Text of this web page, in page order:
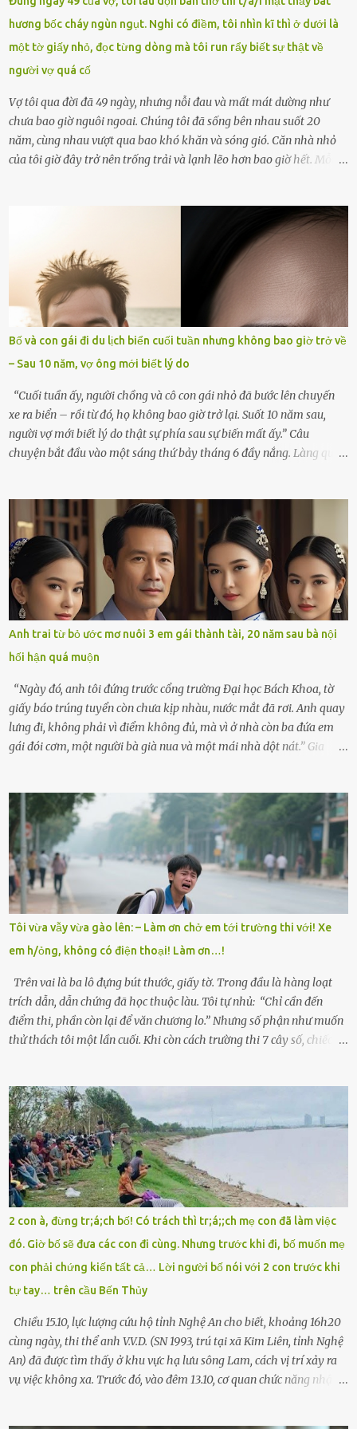
ngày 1.9 là chưa phù hợp nên đã chủ động gỡ bài viết và đăng bài
xin lỗi trên trang Facebook cá nhân. Chu Ngọc Quang Vinh làm việc
với cơ quan chức năng. Ảnh: Đơn vị cung...
hương bốc cháy ngùn ngụt. Nghi có điềm, tôi nhìn kĩ thì ở dưới là
một tờ giấy nhỏ, đọc từng dòng mà tôi run rẩy biết sự thật về
người vợ quá cố
Vợ tôi qua đời đã 49 ngày, nhưng nỗi đau và mất mát dường như
chưa bao giờ nguôi ngoai. Chúng tôi đã sống bên nhau suốt 20
năm, cùng nhau vượt qua bao khó khăn và sóng gió. Căn nhà nhỏ
của tôi giờ đây trở nên trống trải và lạnh lẽo hơn bao giờ hết. Mỗi
rơi vào khoảng trống vô tận, chẳng còn muốn làm gì ngoài việc
ngồi lặng lẽ nhớ về cô ấy. Nhưng cuộc sống không cho phép tôi mãi
chìm đắm trong đau khổ. Họ hàng, bạn bè và những người thân
thiết đã đến bên, giúp tôi tổ chức tang lễ chu toàn. Và hôm nay là
ngày giỗ đầu tiên của vợ, 49 ngày sau khi cô ấy rời xa tôi mãi
mãi.Buổi sáng hôm đó, sau khi cúng cơm xong, tôi quyết định lên
sắp xếp lại bàn thờ vợ. Mọi thứ vẫn như mọi ngày, nhưng có điều gì
đó kỳ lạ mà tôi không thể giải thích được. Trong khoảnh khắc tôi
cúi xuống lau chùi bát hương, một luồng gió lạ thoáng qua, khiến
tôi giật mình. Và rồi, một chuyện kinh...
Bố và con gái đi du lịch biển cuối tuần nhưng không bao giờ trở về
– Sau 10 năm, vợ ông mới biết lý do
“Cuối tuần ấy, người chồng và cô con gái nhỏ đã bước lên chuyến
xe ra biển – rồi từ đó, họ không bao giờ trở lại. Suốt 10 năm sau,
người vợ mới biết lý do thật sự phía sau sự biến mất ấy.” Câu
chuyện bắt đầu vào một sáng thứ bảy tháng 6 đầy nắng. Làng quê
không kém. Ông Minh, vốn là một người đàn ông điềm đạm, ít nói,
hôm ấy lại đặc biệt vui vẻ. Ông chuẩn bị hành lý cho chuyến đi biển
cùng cô con gái 8 tuổi tên Thảo. “Em ở nhà nghỉ ngơi nhé, anh đưa
con đi biển hai ngày, để nó được ngắm sóng, nghịch cát. Về chắc nó
sẽ kể cho em nghe cả tuần không hết chuyện.” – Ông Minh cười
hiền, vuốt tóc vợ. Bà Hạnh nhìn chồng và con gái ríu rít chuẩn bị mà
lòng cũng rộn ràng. Bà vốn ít có dịp đi xa vì còn bận buôn bán ở chợ,
nên lần này cũng đành ở nhà. Thảo ôm chầm lấy mẹ trước khi đi:
“Con sẽ nhặt thật nhiều vỏ sò cho mẹ nhé!” Chiếc xe khách lăn
bánh rời khỏi bến...
Anh trai từ bỏ ước mơ nuôi 3 em gái thành tài, 20 năm sau bà nội
hối hận quá muộn
“Ngày đó, anh tôi đứng trước cổng trường Đại học Bách Khoa, tờ
giấy báo trúng tuyển còn chưa kịp nhàu, nước mắt đã rơi. Anh quay
lưng đi, không phải vì điểm không đủ, mà vì ở nhà còn ba đứa em
gái đói cơm, một người bà già nua và một mái nhà dột nát.” Gia
có tin tức. Mọi gánh nặng đổ dồn lên đôi vai gầy guộc của bà nội –
cụ Nguyễn Thị Đào – và cậu con trai cả là Trí, lúc đó mới chỉ 17 tuổi.
Trí là học sinh giỏi toàn huyện, học lớp 12 nhưng đã biết làm ruộng,
làm thuê, biết đi cày thuê từ 4h sáng rồi lại tất tả về đi học. Người
trong làng thương lắm, bảo: “Thằng Trí học giỏi mà hiền, sau này
nên ông này bà nọ đó!” Trí có ba cô em gái: Mai, Lan và Hương – ba
cái tên mẹ đặt lúc còn sống, mong tụi nhỏ sau này như hoa mai nở
giữa mùa đông. Nhưng hoa có đẹp mấy cũng cần đất màu, mà nhà
thì chỉ toàn đất sỏi đá và khốn khó. Năm đó, Trí đỗ Đại học Bách
Khoa Hà...
Tôi vừa vẫy vừa gào lên: – Làm ơn chở em tới trường thi với! Xe
em h/ỏng, không có điện thoại! Làm ơn…!
Trên vai là ba lô đựng bút thước, giấy tờ. Trong đầu là hàng loạt
trích dẫn, dẫn chứng đã học thuộc làu. Tôi tự nhủ: “Chỉ cần đến
điểm thi, phần còn lại để văn chương lo.” Nhưng số phận như muốn
thử thách tôi một lần cuối. Khi còn cách trường thi 7 cây số, chiếc xe
sực nhớ – điện thoại đang sạc, sáng nay quên mang theo! Giữa con
đường thưa thớt người qua lại, tôi hoảng loạn vẫy tay xin đi nhờ. –
Chú ơi, cháu đi thi, xe hỏng rồi! Làm ơn cho cháu đi nhờ với! – Cô ơi,
giúp cháu với, cháu không có điện thoại… Người thì lắc đầu. Người
thì tăng ga tránh xa như né một kẻ lừa đảo. Tôi gào lên giữa đường
như một kẻ mất trí. Vô ích. 6h10. Còn hơn 30 phút nữa. Trong đầu
tôi chỉ có một lựa chọn duy nhất: chạy. Tôi quăng xe vào vệ đường,
rút tờ giấy báo dự thi nhét túi áo, đeo ba lô và chạy . Chạy miết.
Chạy không ngừng. Qua ngã...
2 con à, đừng tr;á;ch bố! Có trách thì tr;á;;ch mẹ con đã làm việc
đó. Giờ bố sẽ đưa các con đi cùng. Nhưng trước khi đi, bố muốn mẹ
con phải chứng kiến tất cả… Lời người bố nói với 2 con trước khi
tự tay… trên cầu Bến Thủy
Chiều 15.10, lực lượng cứu hộ tỉnh Nghệ An cho biết, khoảng 16h20
cùng ngày, thi thể anh V.V.D. (SN 1993, trú tại xã Kim Liên, tỉnh Nghệ
An) đã được tìm thấy ở khu vực hạ lưu sông Lam, cách vị trí xảy ra
vụ việc không xa. Trước đó, vào đêm 13.10, cơ quan chức năng nhận